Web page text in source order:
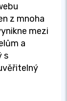
z mnoha
mezi
a
s